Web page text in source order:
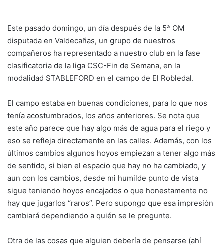
Este pasado domingo, un día después de la 5ª OM
disputada en Valdecañas, un grupo de nuestros
compañeros ha representado a nuestro club en la fase
clasificatoria de la liga CSC-Fin de Semana, en la
modalidad STABLEFORD en el campo de El Robledal.
El campo estaba en buenas condiciones, para lo que nos
tenía acostumbrados, los años anteriores. Se nota que
este año parece que hay algo más de agua para el riego y
eso se refleja directamente en las calles. Además, con los
últimos cambios algunos hoyos empiezan a tener algo más
de sentido, si bien el espacio que hay no ha cambiado, y
aun con los cambios, desde mi humilde punto de vista
sigue teniendo hoyos encajados o que honestamente no
hay que jugarlos “raros”. Pero supongo que esa impresión
cambiará dependiendo a quién se le pregunte.
Otra de las cosas que alguien debería de pensarse (ahí